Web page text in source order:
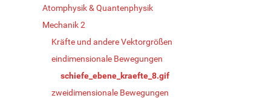
Atomphysik & Quantenphysik
Mechanik 2
Kräfte und andere Vektorgrößen
eindimensionale Bewegungen
schiefe_ebene_kraefte_8.gif
zweidimensionale Bewegungen